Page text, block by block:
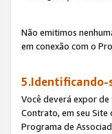
Não emitimos
em conexão com o
5.Identificando-
Você deverá expor
Contrato, em seu
Programa de